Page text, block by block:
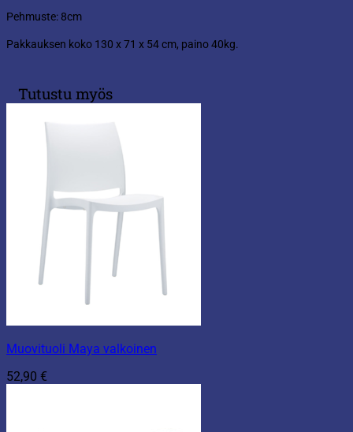
Pehmuste: 8cm
Pakkauksen koko 130 x 71 x 54 cm, paino 40kg.
Tutustu myös
Muovituoli Maya valkoinen
52,90 €